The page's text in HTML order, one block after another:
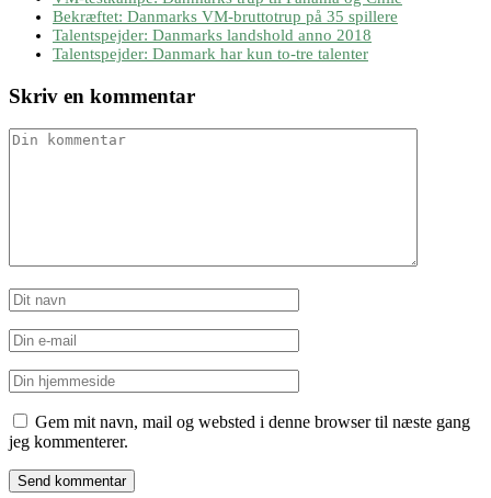
Bekræftet: Danmarks VM-bruttotrup på 35 spillere
Talentspejder: Danmarks landshold anno 2018
Talentspejder: Danmark har kun to-tre talenter
Skriv en kommentar
Gem mit navn, mail og websted i denne browser til næste gang
jeg kommenterer.